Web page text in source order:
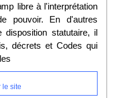
libre à l'interprétation
pouvoir. En d'autres
disposition statutaire, il
décrets et Codes qui
le site